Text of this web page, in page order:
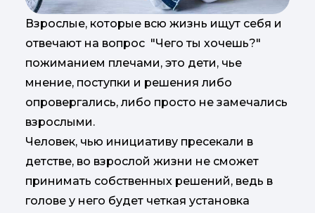
Взрослые, которые всю жизнь ищут себя и
отвечают на вопрос "Чего ты хочешь?"
пожиманием плечами, это дети, чье
мнение, поступки и решения либо
опровергались, либо просто не замечались
взрослыми.
Человек, чью инициативу пресекали в
детстве, во взрослой жизни не сможет
принимать собственных решений, ведь в
голове у него будет четкая установка